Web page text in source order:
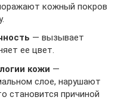
кожный покров
— вызывает
ее цвет.
кожи —
слое, нарушают
становится причиной